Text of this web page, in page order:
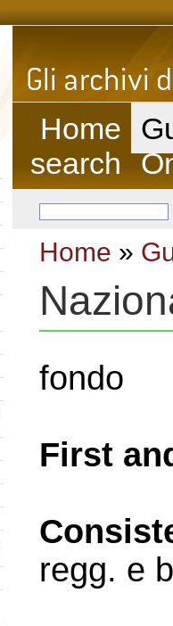
Home
search
Home »
fondo
First
regg. e